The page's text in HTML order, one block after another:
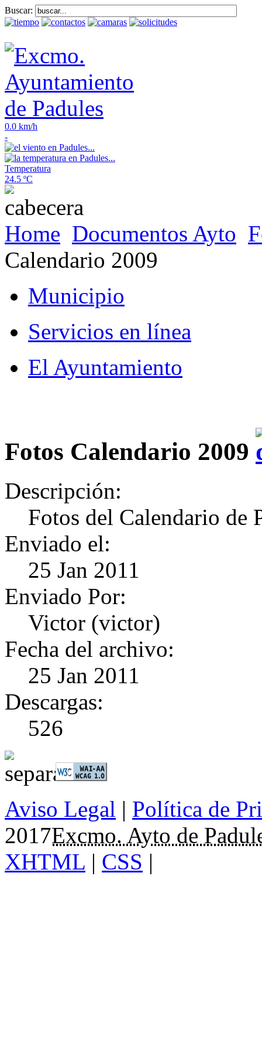
Buscar:
0.0 km/h
-
Temperatura
24.5 ºC
Home Documentos Ayto
Calendario 2009
Municipio
Servicios en línea
El Ayuntamiento
Fotos Calendario 2009
Descripción:
Fotos del Calendario de
Enviado el:
25 Jan 2011
Enviado Por:
Victor (victor)
Fecha del archivo:
25 Jan 2011
Descargas:
526
Aviso Legal | Política de
2017Excmo. Ayto de
XHTML | CSS |